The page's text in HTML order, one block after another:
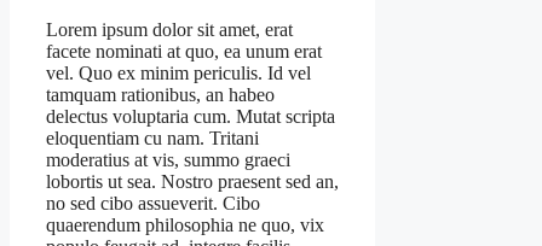
Lorem ipsum dolor sit amet, erat
facete nominati at quo, ea unum erat
vel. Quo ex minim periculis. Id vel
tamquam rationibus, an habeo
delectus voluptaria cum. Mutat scripta
eloquentiam cu nam. Tritani
moderatius at vis, summo graeci
lobortis ut sea. Nostro praesent sed an,
no sed cibo assueverit. Cibo
quaerendum philosophia ne quo, vix